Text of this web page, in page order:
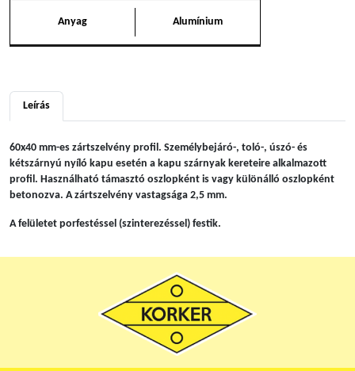
Anyag Alumínium
Leírás
60x40 mm-es zártszelvény profil. Személybejáró-, toló-, úszó- és
kétszárnyú nyíló kapu esetén a kapu szárnyak kereteire alkalmazott
profil. Használható támasztó oszlopként is vagy különálló oszlopként
betonozva. A zártszelvény vastagsága 2,5 mm.
A felületet porfestéssel (szinterezéssel) festik.